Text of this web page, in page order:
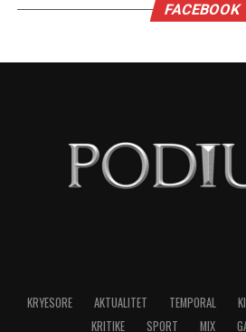
”Ju thatë që mund të zgjedh
shumë, shumë keq për atë që
sanksioneve të vendosura
kam asnjë hezitim apo
aspak. Kjo nuk flet për